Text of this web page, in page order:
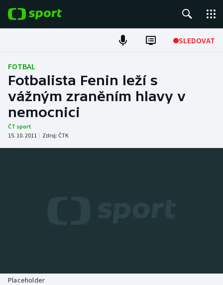
SLEDOVAT
Fotbal
Hokej
Tenis
Atletika
Biatlon
Aplikace ČT sport
FOTBAL
Fotbalista Fenin leží s
vážným zraněním hlavy v
nemocnici
ČT sport
15. 10. 2011 | Zdroj: ČTK
Placeholder